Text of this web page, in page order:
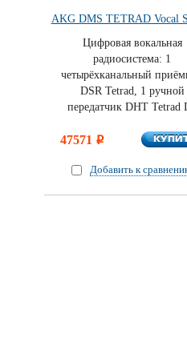
AKG DMS TETRAD Vocal
Цифровая вокальная
радиосистема: 1
четырёхканальный
DSR Tetrad, 1 ручной
передатчик DHT Tetrad
47571 i
Добавить к